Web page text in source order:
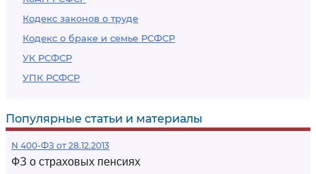
Кодекс законов о труде
Кодекс о браке и семье РСФСР
УК РСФСР
УПК РСФСР
Популярные статьи и материалы
N 400-ФЗ от 28.12.2013
ФЗ о страховых пенсиях